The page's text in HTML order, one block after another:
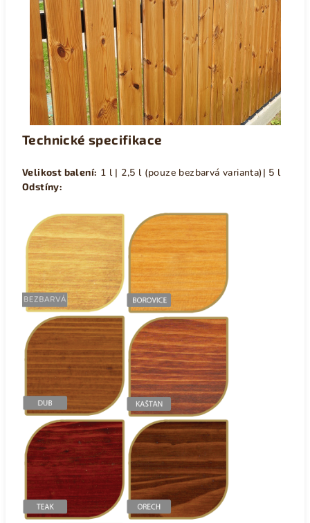
Technické specifikace
Velikost balení: 1 l | 2,5 l (pouze bezbarvá varianta)| 5 l
Odstíny: